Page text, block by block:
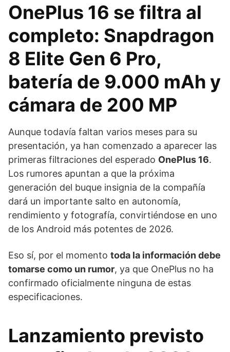
OnePlus 16 se filtra al
completo: Snapdragon
8 Elite Gen 6 Pro,
batería de 9.000 mAh y
cámara de 200 MP
Aunque todavía faltan varios meses para su
presentación, ya han comenzado a aparecer las
primeras filtraciones del esperado OnePlus 16.
Los rumores apuntan a que la próxima
generación del buque insignia de la compañía
dará un importante salto en autonomía,
rendimiento y fotografía, convirtiéndose en uno
de los Android más potentes de 2026.
Eso sí, por el momento toda la información debe
tomarse como un rumor, ya que OnePlus no ha
confirmado oficialmente ninguna de estas
especificaciones.
Lanzamiento previsto